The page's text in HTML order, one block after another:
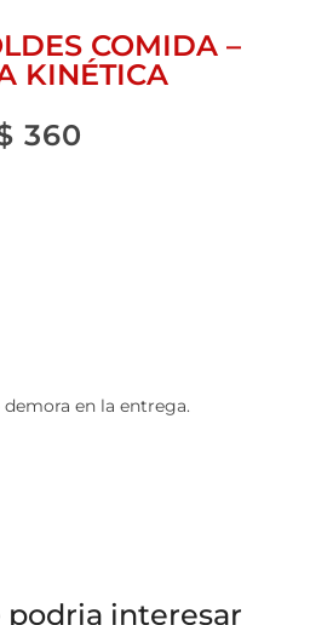
COMIDA –
KINÉTICA
360
en la entrega.
podria interesar